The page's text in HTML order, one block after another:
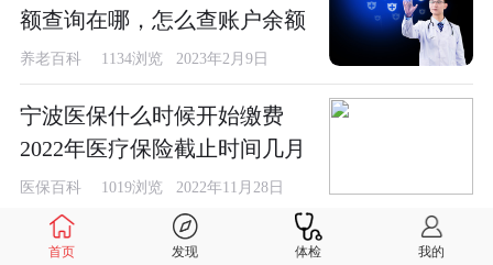
额查询在哪，怎么查账户余额
养老百科 1134浏览 2023年2月9日
宁波医保什么时候开始缴费
2022年医疗保险截止时间几月
医保百科 1019浏览 2022年11月28日
代表作、专利成果、教案、病
首页 发现 体检 我的